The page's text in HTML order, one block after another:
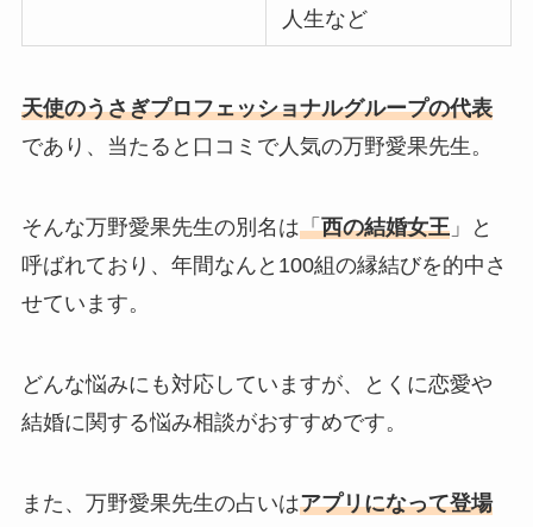
人生など
天使のうさぎプロフェッショナルグループの代表
であり、当たると口コミで人気の万野愛果先生。
そんな万野愛果先生の別名は「西の結婚女王」と
呼ばれており、年間なんと100組の縁結びを的中さ
せています。
どんな悩みにも対応していますが、とくに恋愛や
結婚に関する悩み相談がおすすめです。
また、万野愛果先生の占いはアプリになって登場